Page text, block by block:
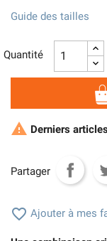
Guide des tailles
Quantité
 Derniers
Partager
 Ajouter à mes